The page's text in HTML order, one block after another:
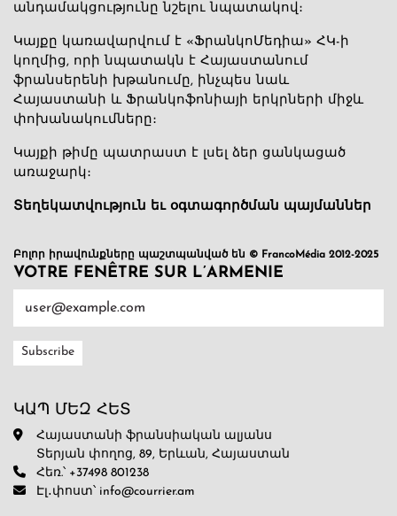
անդամակցությունը նշելու նպատակով։
Կայքը կառավարվում է «ՖրանկոՄեդիա» ՀԿ-ի
կողմից, որի նպատակն է Հայաստանում
ֆրանսերենի խթանումը, ինչպես նաև
Հայաստանի և Ֆրանկոֆոնիայի երկրների միջև
փոխանակումները։
Կայքի թիմը պատրաստ է լսել ձեր ցանկացած
առաջարկ։
Տեղեկատվություն եւ օգտագործման պայմաններ
Բոլոր իրավունքները պաշտպանված են © FrancoMédia 2012-2025
VOTRE FENÊTRE SUR L’ARMENIE
ԿԱՊ ՄԵԶ ՀԵՏ
Հայաստանի ֆրանսիական ալյանս
Տերյան փողոց, 89, Երևան, Հայաստան
Հեռ.՝ +37498 801238
Էլ․փոստ՝ info@courrier.am